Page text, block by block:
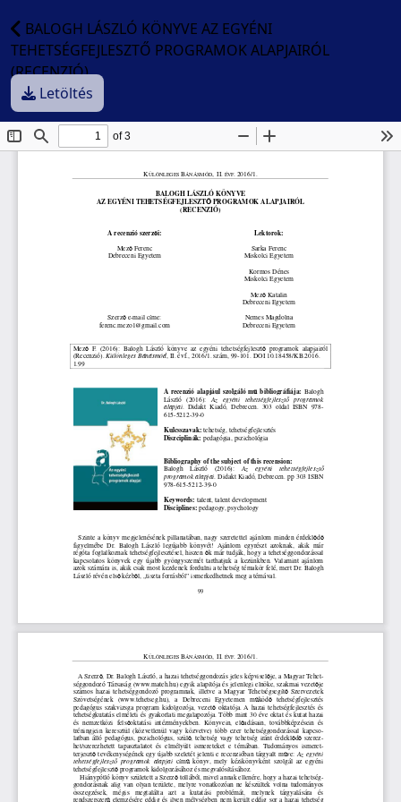
BALOGH LÁSZLÓ KÖNYVE AZ EGYÉNI
TEHETSÉGFEJLESZTŐ PROGRAMOK ALAPJAIRÓL
(RECENZIÓ)
Letöltés